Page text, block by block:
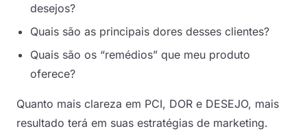
desejos?
Quais são as principais dores desses clientes?
Quais são os “remédios” que meu produto
oferece?
Quanto mais clareza em PCI, DOR e DESEJO, mais
resultado terá em suas estratégias de marketing.